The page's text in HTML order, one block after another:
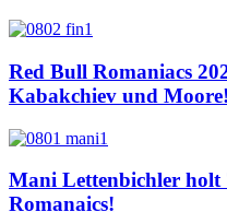
Red Bull Romaniacs
Kabakchiev und Moore!
Mani Lettenbichler holt
Romanaics!